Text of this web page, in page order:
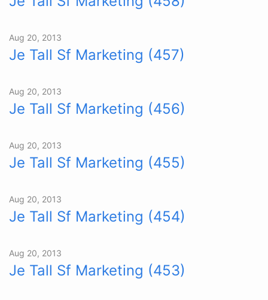
Aug 20, 2013
Je Tall Sf Marketing (457)
Aug 20, 2013
Je Tall Sf Marketing (456)
Aug 20, 2013
Je Tall Sf Marketing (455)
Aug 20, 2013
Je Tall Sf Marketing (454)
Aug 20, 2013
Je Tall Sf Marketing (453)